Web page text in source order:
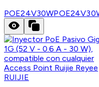
POE24V30W
RUIJIE